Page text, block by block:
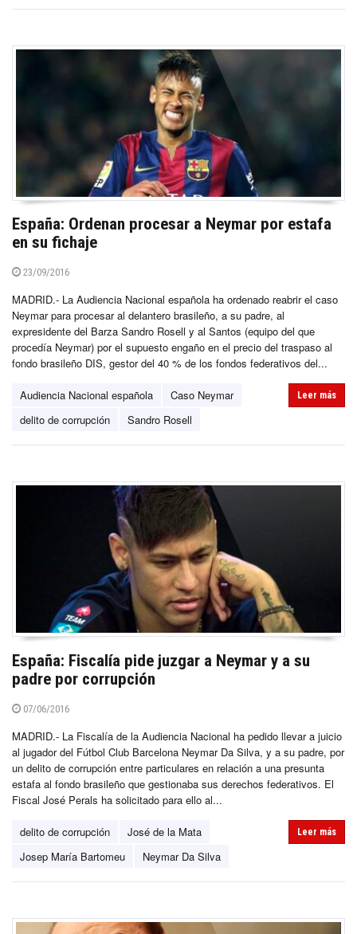
España: Ordenan procesar a Neymar por estafa
en su fichaje
23/09/2016
MADRID.- La Audiencia Nacional española ha ordenado reabrir el caso
Neymar para procesar al delantero brasileño, a su padre, al
expresidente del Barza Sandro Rosell y al Santos (equipo del que
procedía Neymar) por el supuesto engaño en el precio del traspaso al
fondo brasileño DIS, gestor del 40 % de los fondos federativos del...
Audiencia Nacional española
Caso Neymar
delito de corrupción
Sandro Rosell
Leer más
España: Fiscalía pide juzgar a Neymar y a su
padre por corrupción
07/06/2016
MADRID.- La Fiscalía de la Audiencia Nacional ha pedido llevar a juicio
al jugador del Fútbol Club Barcelona Neymar Da Silva, y a su padre, por
un delito de corrupción entre particulares en relación a una presunta
estafa al fondo brasileño que gestionaba sus derechos federativos. El
Fiscal José Perals ha solicitado para ello al...
delito de corrupción
José de la Mata
Josep María Bartomeu
Neymar Da Silva
Leer más